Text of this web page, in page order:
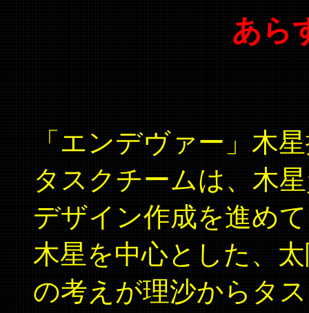
あら
「エンデヴァー」木
タスクチームは、木
デザイン作成を進め
木星を中心とした、
の考えが理沙からタ